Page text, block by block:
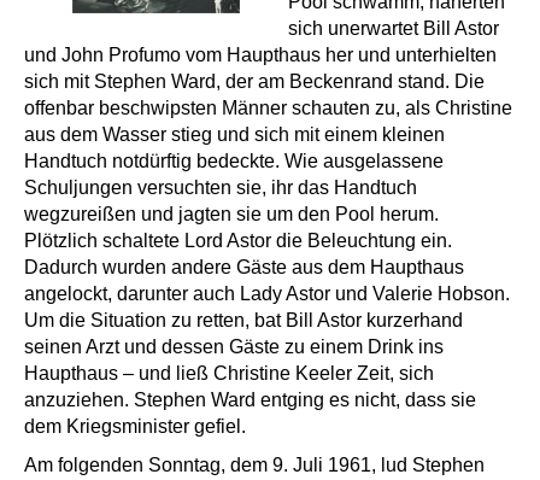
sich unerwartet Bill Astor
und John Profumo vom Haupthaus her und unterhielten
sich mit Stephen Ward, der am Beckenrand stand. Die
offenbar beschwipsten Männer schauten zu, als Christine
aus dem Wasser stieg und sich mit einem kleinen
Handtuch notdürftig bedeckte. Wie ausgelassene
Schuljungen versuchten sie, ihr das Handtuch
wegzureißen und jagten sie um den Pool herum.
Plötzlich schaltete Lord Astor die Beleuchtung ein.
Dadurch wurden andere Gäste aus dem Haupthaus
angelockt, darunter auch Lady Astor und Valerie Hobson.
Um die Situation zu retten, bat Bill Astor kurzerhand
seinen Arzt und dessen Gäste zu einem Drink ins
Haupthaus – und ließ Christine Keeler Zeit, sich
anzuziehen. Stephen Ward entging es nicht, dass sie
dem Kriegsminister gefiel.
Am folgenden Sonntag, dem 9. Juli 1961, lud Stephen